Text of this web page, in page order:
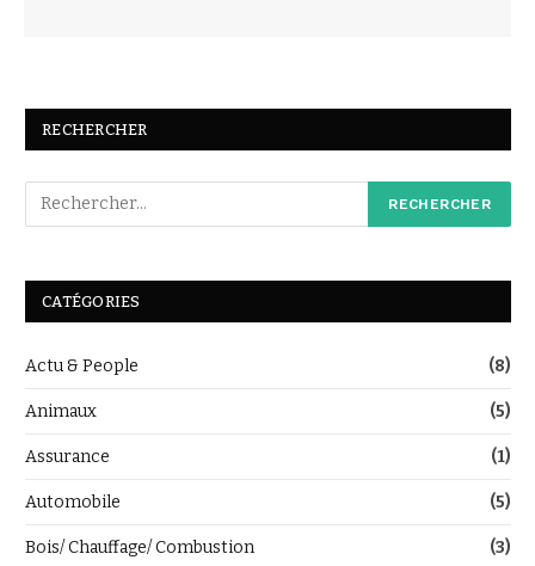
RECHERCHER
CATÉGORIES
Actu & People (8)
Animaux (5)
Assurance (1)
Automobile (5)
Bois/ Chauffage/ Combustion (3)